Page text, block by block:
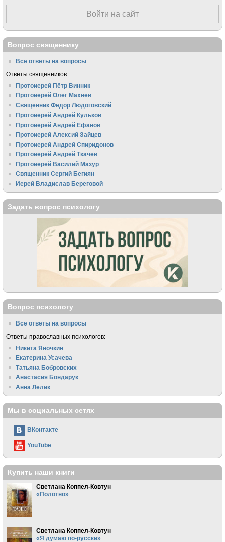
Войти на сайт
Вопрос священнику
Все ответы на вопросы
Ответы священников:
Протоиерей Пётр Винник
Протоиерей Олег Махнёв
Священник Федор Людоговский
Протоиерей Андрей Кульков
Протоиерей Андрей Ефанов
Протоиерей Алексий Зайцев
Протоиерей Андрей Спиридонов
Протоиерей Андрей Ткачёв
Протоиерей Василий Мазур
Священник Сергий Бегиян
Иерей Владислав Береговой
Задать вопрос психологу
Вопрос психологу
Все ответы на вопросы
Ответы православных психологов:
Никита Яночкин
Екатерина Усачева
Татьяна Бобровских
Анастасия Бондарук
Анна Лелик
Мы в социальных сетях
ВКонтакте
YouTube
Купить наши книги
Светлана Коппел-Ковтун
«Полотно»
Светлана Коппел-Ковтун
«Я думаю по-русски»